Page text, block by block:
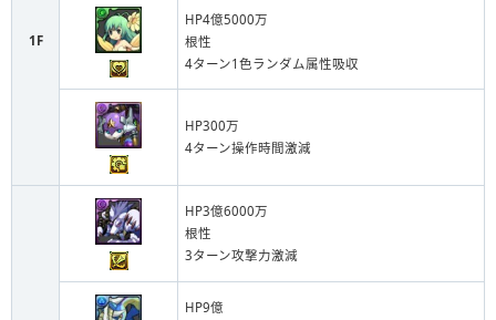
1F
HP4億5000万
根性
4ターン1色ランダム属性吸収
HP300万
4ターン操作時間激減
HP3億6000万
根性
3ターン攻撃力激減
HP9億